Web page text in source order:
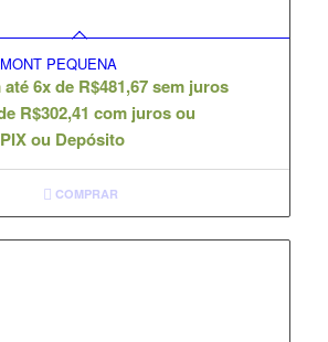
PEQUENA
até 6x de R$481,67sem juros
R$302,41 com juros ou
ou Depósito
COMPRAR